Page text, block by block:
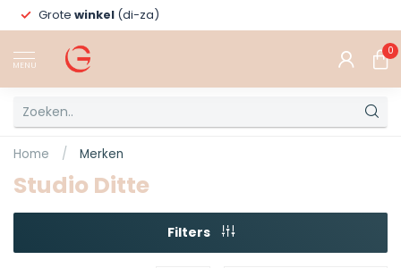
Grote winkel (di-za)
MENU
0
Home / Merken
Studio Ditte
Filters